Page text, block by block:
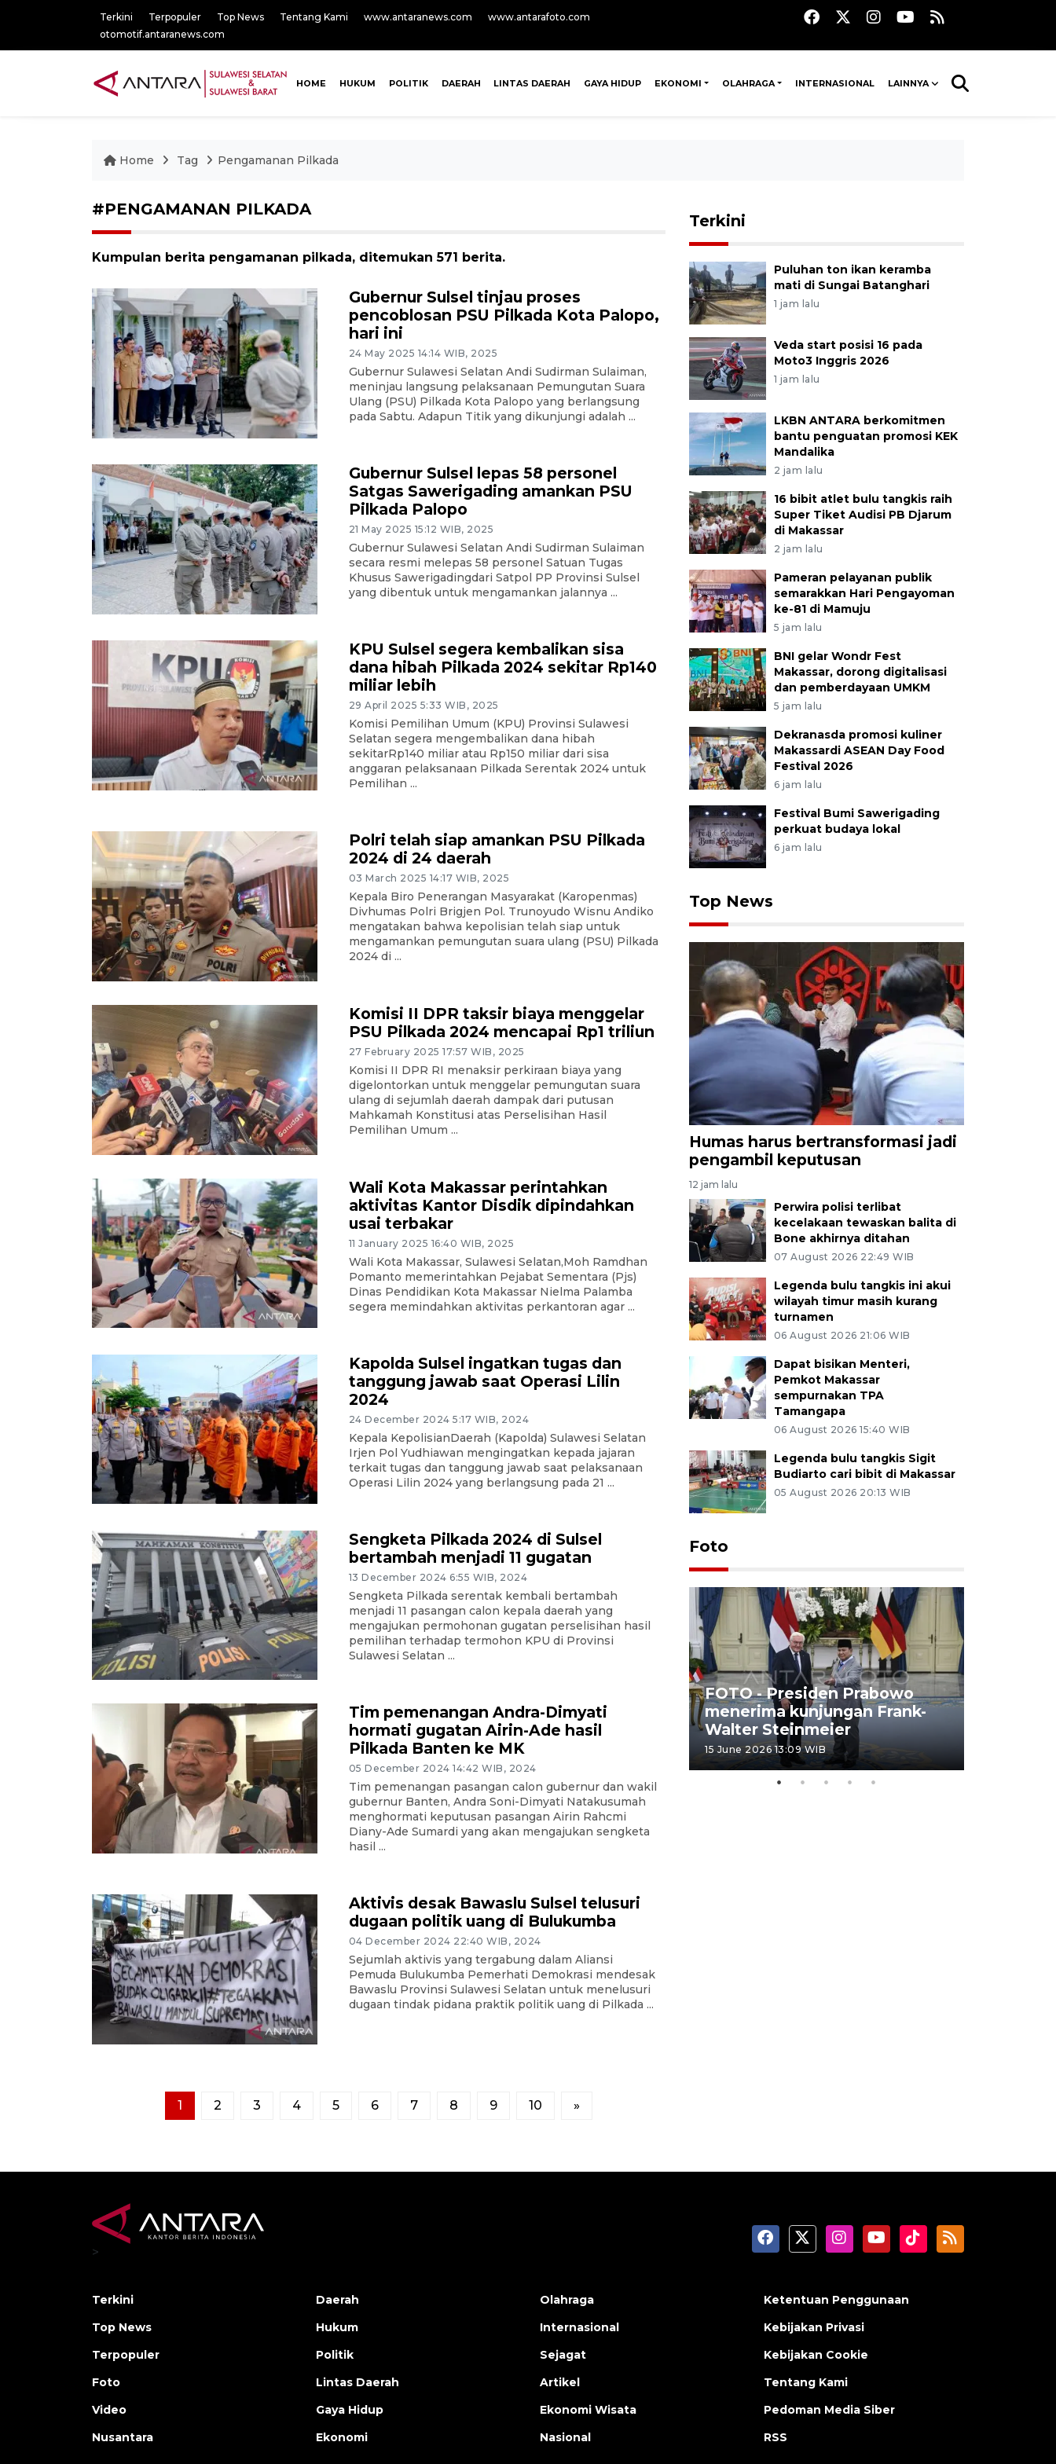
Terkini Terpopuler Top News Tentang Kami www.antaranews.com
www.antarafoto.com
otomotif.antaranews.com
HOME HUKUM POLITIK DAERAH LINTAS DAERAH GAYA HIDUP EKONOMI OLAHRAGA INTERNASIONAL LAINNYA
Home Tag Pengamanan Pilkada
#PENGAMANAN PILKADA
Kumpulan berita pengamanan pilkada, ditemukan 571 berita.
Gubernur Sulsel tinjau proses
pencoblosan PSU Pilkada Kota Palopo,
hari ini
24 May 2025 14:14 WIB, 2025
Gubernur Sulawesi Selatan Andi Sudirman Sulaiman,
meninjau langsung pelaksanaan Pemungutan Suara
Ulang (PSU) Pilkada Kota Palopo yang berlangsung
pada Sabtu. Adapun Titik yang dikunjungi adalah ...
Gubernur Sulsel lepas 58 personel
Satgas Sawerigading amankan PSU
Pilkada Palopo
21 May 2025 15:12 WIB, 2025
Gubernur Sulawesi Selatan Andi Sudirman Sulaiman
secara resmi melepas 58 personel Satuan Tugas
Khusus Sawerigadingdari Satpol PP Provinsi Sulsel
yang dibentuk untuk mengamankan jalannya ...
KPU Sulsel segera kembalikan sisa
dana hibah Pilkada 2024 sekitar Rp140
miliar lebih
29 April 2025 5:33 WIB, 2025
Komisi Pemilihan Umum (KPU) Provinsi Sulawesi
Selatan segera mengembalikan dana hibah
sekitarRp140 miliar atau Rp150 miliar dari sisa
anggaran pelaksanaan Pilkada Serentak 2024 untuk
Pemilihan ...
Polri telah siap amankan PSU Pilkada
2024 di 24 daerah
03 March 2025 14:17 WIB, 2025
Kepala Biro Penerangan Masyarakat (Karopenmas)
Divhumas Polri Brigjen Pol. Trunoyudo Wisnu Andiko
mengatakan bahwa kepolisian telah siap untuk
mengamankan pemungutan suara ulang (PSU) Pilkada
2024 di ...
Komisi II DPR taksir biaya menggelar
PSU Pilkada 2024 mencapai Rp1 triliun
27 February 2025 17:57 WIB, 2025
Komisi II DPR RI menaksir perkiraan biaya yang
digelontorkan untuk menggelar pemungutan suara
ulang di sejumlah daerah dampak dari putusan
Mahkamah Konstitusi atas Perselisihan Hasil
Pemilihan Umum ...
Wali Kota Makassar perintahkan
aktivitas Kantor Disdik dipindahkan
usai terbakar
11 January 2025 16:40 WIB, 2025
Wali Kota Makassar, Sulawesi Selatan,Moh Ramdhan
Pomanto memerintahkan Pejabat Sementara (Pjs)
Dinas Pendidikan Kota Makassar Nielma Palamba
segera memindahkan aktivitas perkantoran agar ...
Kapolda Sulsel ingatkan tugas dan
tanggung jawab saat Operasi Lilin
2024
24 December 2024 5:17 WIB, 2024
Kepala KepolisianDaerah (Kapolda) Sulawesi Selatan
Irjen Pol Yudhiawan mengingatkan kepada jajaran
terkait tugas dan tanggung jawab saat pelaksanaan
Operasi Lilin 2024 yang berlangsung pada 21 ...
Sengketa Pilkada 2024 di Sulsel
bertambah menjadi 11 gugatan
13 December 2024 6:55 WIB, 2024
Sengketa Pilkada serentak kembali bertambah
menjadi 11 pasangan calon kepala daerah yang
mengajukan permohonan gugatan perselisihan hasil
pemilihan terhadap termohon KPU di Provinsi
Sulawesi Selatan ...
Tim pemenangan Andra-Dimyati
hormati gugatan Airin-Ade hasil
Pilkada Banten ke MK
05 December 2024 14:42 WIB, 2024
Tim pemenangan pasangan calon gubernur dan wakil
gubernur Banten, Andra Soni-Dimyati Natakusumah
menghormati keputusan pasangan Airin Rahcmi
Diany-Ade Sumardi yang akan mengajukan sengketa
hasil ...
Aktivis desak Bawaslu Sulsel telusuri
dugaan politik uang di Bulukumba
04 December 2024 22:40 WIB, 2024
Sejumlah aktivis yang tergabung dalam Aliansi
Pemuda Bulukumba Pemerhati Demokrasi mendesak
Bawaslu Provinsi Sulawesi Selatan untuk menelusuri
dugaan tindak pidana praktik politik uang di Pilkada ...
1 2 3 4 5 6 7 8 9 10 »
Terkini
Puluhan ton ikan keramba
mati di Sungai Batanghari
1 jam lalu
Veda start posisi 16 pada
Moto3 Inggris 2026
1 jam lalu
LKBN ANTARA berkomitmen
bantu penguatan promosi KEK
Mandalika
2 jam lalu
16 bibit atlet bulu tangkis raih
Super Tiket Audisi PB Djarum
di Makassar
2 jam lalu
Pameran pelayanan publik
semarakkan Hari Pengayoman
ke-81 di Mamuju
5 jam lalu
BNI gelar Wondr Fest
Makassar, dorong digitalisasi
dan pemberdayaan UMKM
5 jam lalu
Dekranasda promosi kuliner
Makassardi ASEAN Day Food
Festival 2026
6 jam lalu
Festival Bumi Sawerigading
perkuat budaya lokal
6 jam lalu
Top News
Humas harus bertransformasi jadi
pengambil keputusan
12 jam lalu
Perwira polisi terlibat
kecelakaan tewaskan balita di
Bone akhirnya ditahan
07 August 2026 22:49 WIB
Legenda bulu tangkis ini akui
wilayah timur masih kurang
turnamen
06 August 2026 21:06 WIB
Dapat bisikan Menteri,
Pemkot Makassar
sempurnakan TPA
Tamangapa
06 August 2026 15:40 WIB
Legenda bulu tangkis Sigit
Budiarto cari bibit di Makassar
05 August 2026 20:13 WIB
Foto
HUT ke-80 Raja Keraton
Yogyakarta
02 April 2026 12:51 WIB
FOTO - Presiden Prabowo
menerima kunjungan Frank-
Walter Steinmeier
15 June 2026 13:09 WIB
>
Terkini
Top News
Terpopuler
Foto
Video
Nusantara
Daerah
Hukum
Politik
Lintas Daerah
Gaya Hidup
Ekonomi
Olahraga
Internasional
Sejagat
Artikel
Ekonomi Wisata
Nasional
Ketentuan Penggunaan
Kebijakan Privasi
Kebijakan Cookie
Tentang Kami
Pedoman Media Siber
RSS